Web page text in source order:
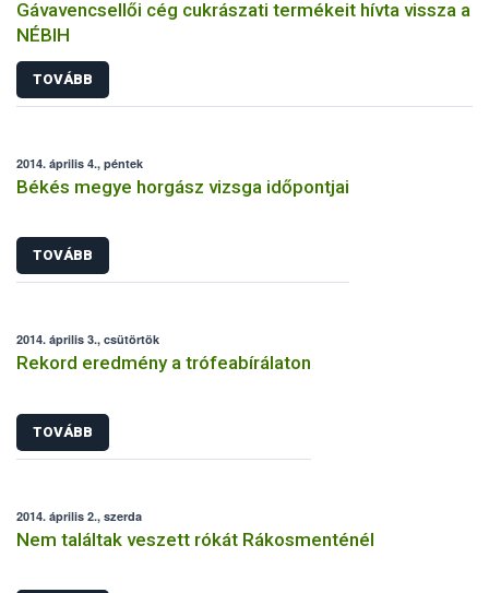
Gávavencsellői cég cukrászati termékeit hívta vissza a
NÉBIH
TOVÁBB
2014. április 4., péntek
Békés megye horgász vizsga időpontjai
TOVÁBB
2014. április 3., csütörtök
Rekord eredmény a trófeabírálaton
TOVÁBB
2014. április 2., szerda
Nem találtak veszett rókát Rákosmenténél